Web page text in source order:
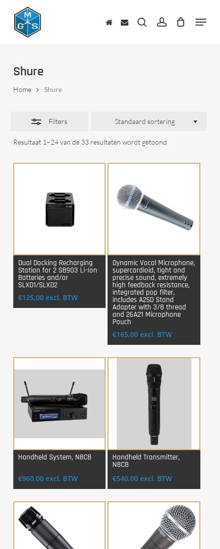
content
zoekenaccount Menu
Shure
Home Shure
Filters
Resultaat 1–24 van de 33 resultaten wordt getoond
Standaard sortering
Close
Filters
Login Voor Aankoop
Dual Docking Recharging
Station for 2 SB903 Li-Ion
Batteries and/or
SLXD1/SLXD2
€125,00 excl. BTW
Login Voor Aankoop
Dynamic Vocal Microphone,
supercardioid, tight and
precise sound, extremely
high feedback resistance,
integrated pop filter,
includes A25D Stand
Adapter with 3/8 thread
and 26A21 Microphone
Pouch
€165,00 excl. BTW
Handheld System, N8CB
€960,00 excl. BTW
Login Voor Aankoop
Handheld Transmitter,
N8CB
€540,00 excl. BTW